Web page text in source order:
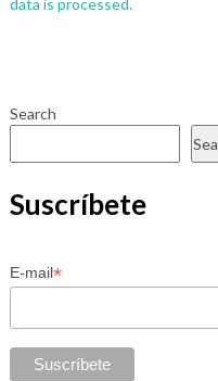
data is processed.
Search
Suscríbete
E-mail*